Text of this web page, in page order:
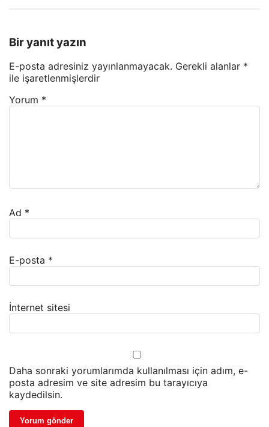
Bir yanıt yazın
E-posta adresiniz yayınlanmayacak. Gerekli alanlar *
ile işaretlenmişlerdir
Yorum *
Ad *
E-posta *
İnternet sitesi
Daha sonraki yorumlarımda kullanılması için adım, e-
posta adresim ve site adresim bu tarayıcıya
kaydedilsin.